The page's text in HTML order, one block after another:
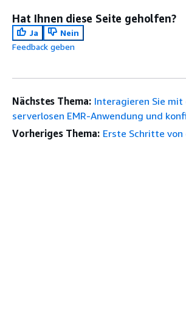
Hat Ihnen diese Seite geholfen?
Ja
Nein
Feedback geben
Nächstes Thema: Interagieren Sie mit
serverlosen EMR-Anwendung und
Vorheriges Thema: Erste Schritte von